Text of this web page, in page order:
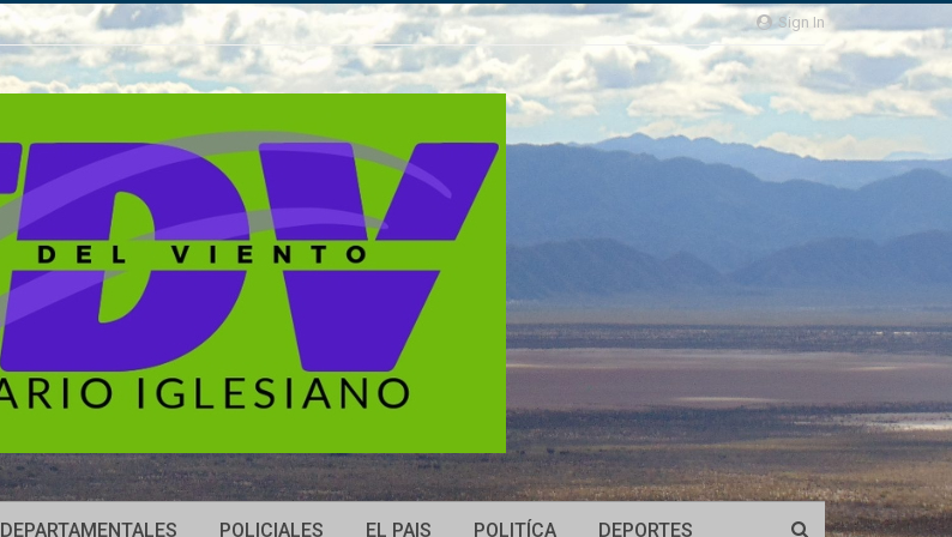
Sign In
DEPARTAMENTALES POLICIALES EL PAIS POLITÍCA DEPORTES